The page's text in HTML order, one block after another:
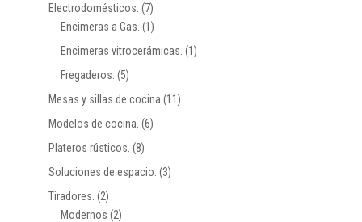
Electrodomésticos. (7)
Encimeras a Gas. (1)
Encimeras vitrocerámicas. (1)
Fregaderos. (5)
Mesas y sillas de cocina (11)
Modelos de cocina. (6)
Plateros rústicos. (8)
Soluciones de espacio. (3)
Tiradores. (2)
Modernos (2)